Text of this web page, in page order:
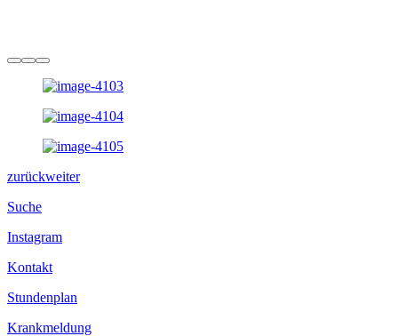
zurückweiter
Suche
Instagram
Kontakt
Stundenplan
Krankmeldung